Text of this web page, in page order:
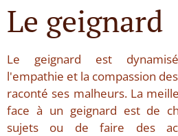
Le geignard
Le geignard est
l'empathie et la compassion
raconté ses malheurs. La
face à un geignard est de
sujets ou de faire des